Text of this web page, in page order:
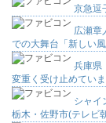
京急逗
広瀬章
での大舞台「新しい
兵庫県
変重く受け止めてい
シャ
栃木・佐野市(テレビ